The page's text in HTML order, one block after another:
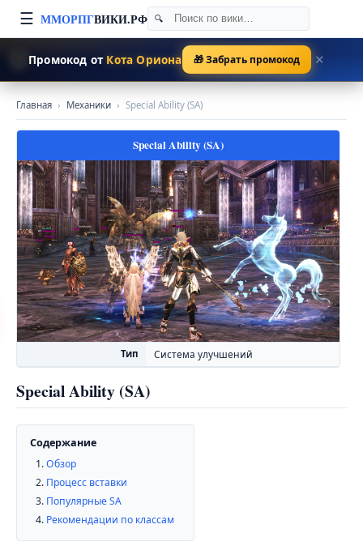
☰ ММОРПГВИКИ.РФ
Промокод от Кота Ориона 🎁 Забрать промокод ✕
Главная › Механики › Special Ability (SA)
Special Ability (SA)
Тип Система улучшений
Special Ability (SA)
Содержание
Обзор
Процесс вставки
Популярные SA
Рекомендации по классам